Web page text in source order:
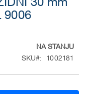
30 mm
9006
NA STANJU
SKU
1002181